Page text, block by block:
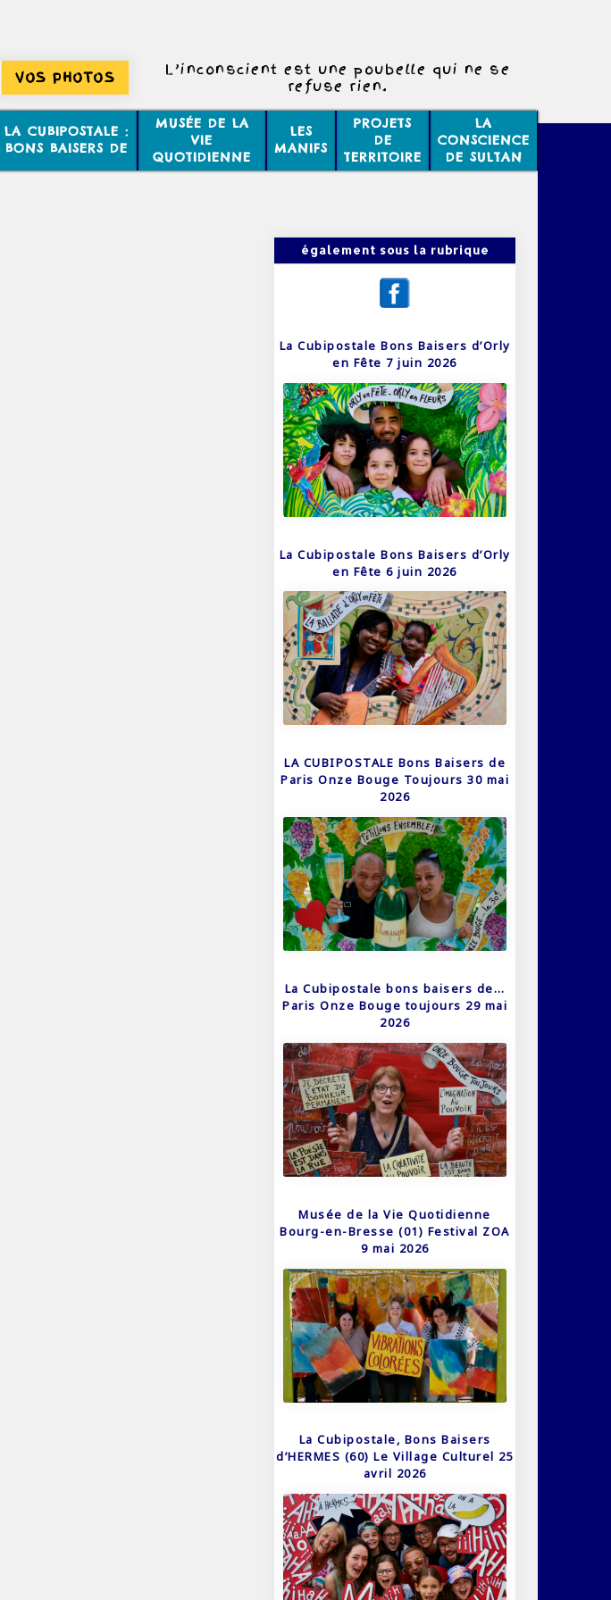
VOS PHOTOS
L’inconscient est une poubelle qui ne se
refuse rien.
LA CUBIPOSTALE :
BONS BAISERS DE
MUSÉE DE LA
VIE
QUOTIDIENNE
LES
MANIFS
PROJETS
DE
TERRITOIRE
LA
CONSCIENCE
DE SULTAN
également sous la rubrique
La Cubipostale Bons Baisers d’Orly
en Fête 7 juin 2026
La Cubipostale Bons Baisers d’Orly
en Fête 6 juin 2026
LA CUBIPOSTALE Bons Baisers de
Paris Onze Bouge Toujours 30 mai
2026
La Cubipostale bons baisers de…
Paris Onze Bouge toujours 29 mai
2026
Musée de la Vie Quotidienne
Bourg-en-Bresse (01) Festival ZOA
9 mai 2026
La Cubipostale, Bons Baisers
d’HERMES (60) Le Village Culturel 25
avril 2026